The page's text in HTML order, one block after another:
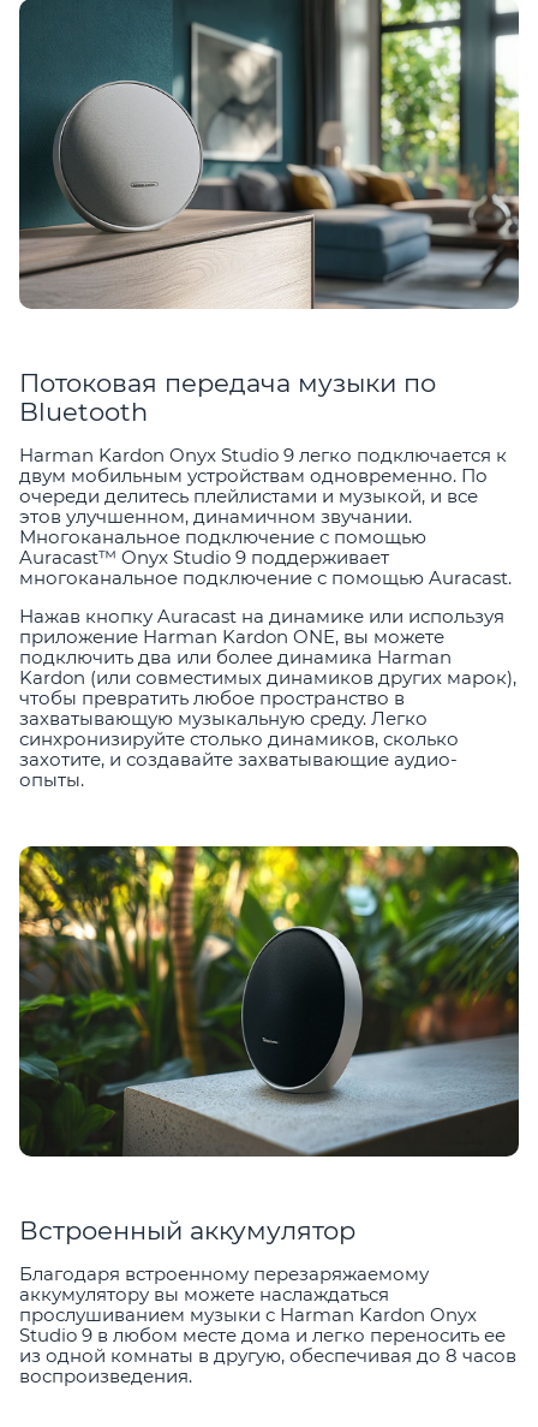
Потоковая передача музыки по
Bluetooth
Harman Kardon Onyx Studio 9 легко подключается к
двум мобильным устройствам одновременно. По
очереди делитесь плейлистами и музыкой, и все
этов улучшенном, динамичном звучании.
Многоканальное подключение с помощью
Auracast™ Onyx Studio 9 поддерживает
многоканальное подключение с помощью Auracast.
Нажав кнопку Auracast на динамике или используя
приложение Harman Kardon ONE, вы можете
подключить два или более динамика Harman
Kardon (или совместимых динамиков других марок),
чтобы превратить любое пространство в
захватывающую музыкальную среду. Легко
синхронизируйте столько динамиков, сколько
захотите, и создавайте захватывающие аудио-
опыты.
Встроенный аккумулятор
Благодаря встроенному перезаряжаемому
аккумулятору вы можете наслаждаться
прослушиванием музыки с Harman Kardon Onyx
Studio 9 в любом месте дома и легко переносить ее
из одной комнаты в другую, обеспечивая до 8 часов
воспроизведения.